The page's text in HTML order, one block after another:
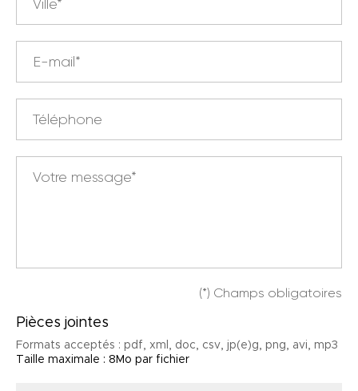
(*) Champs obligatoires
Pièces jointes
Formats acceptés : pdf, xml, doc, csv, jp(e)g, png, avi, mp3
Taille maximale : 8Mo par fichier